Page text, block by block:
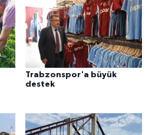
Trabzonspor'a büyük
destek